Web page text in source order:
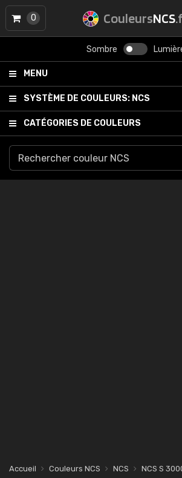
CouleursNCS
Sombre
MENU
SYSTÈME DE COULEURS: NCS
CATÉGORIES DE COULEURS
0
Accueil Couleurs NCS NCS
NCS S